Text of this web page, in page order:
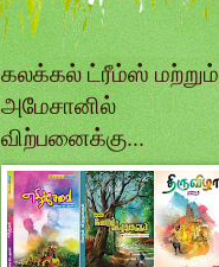
கலக்கல் ட்ரீம்ஸ் மற்றும்
அமேசானில்
விற்பனைக்கு...